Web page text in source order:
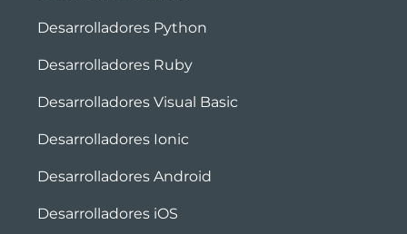
Desarrolladores Python
Desarrolladores Ruby
Desarrolladores Visual Basic
Desarrolladores Ionic
Desarrolladores Android
Desarrolladores iOS